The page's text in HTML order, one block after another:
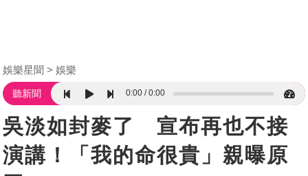
娛樂星聞 娛樂
聽新聞 0:00 0:00
吳淡如封麥了 宣布再也不接
演講！「我的命很貴」親曝原